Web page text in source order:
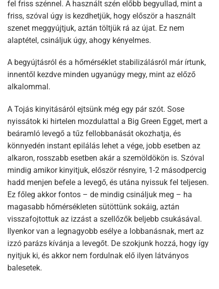
fel friss szénnel. A használt szén előbb begyullad, mint a
friss, szóval úgy is kezdhetjük, hogy először a használt
szenet meggyújtjuk, aztán töltjük rá az újat. Ez nem
alaptétel, csináljuk úgy, ahogy kényelmes.
A begyújtásról és a hőmérséklet stabilizálásról már írtunk,
innentől kezdve minden ugyanúgy megy, mint az előző
alkalommal.
A Tojás kinyitásáról ejtsünk még egy pár szót. Sose
nyissátok ki hirtelen mozdulattal a Big Green Egget, mert a
beáramló levegő a tűz fellobbanását okozhatja, és
könnyedén instant epilálás lehet a vége, jobb esetben az
alkaron, rosszabb esetben akár a szemöldökön is. Szóval
mindig amikor kinyitjuk, először résnyire, 1-2 másodpercig
hadd menjen befele a levegő, és utána nyissuk fel teljesen.
Ez főleg akkor fontos – de mindig csináljuk meg – ha
magasabb hőmérsékleten sütöttünk sokáig, aztán
visszafojtottuk az izzást a szellőzők beljebb csukásával.
Ilyenkor van a legnagyobb esélye a lobbanásnak, mert az
izzó parázs kívánja a levegőt. De szokjunk hozzá, hogy így
nyitjuk ki, és akkor nem fordulnak elő ilyen látványos
balesetek.